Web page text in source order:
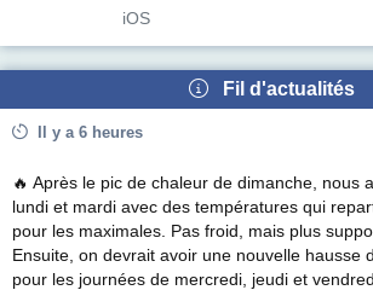
iOS
Fil d'actualités
Il y a 6 heures
🔥 Après le pic de chaleur de dimanche, nous
lundi et mardi avec des températures qui
pour les maximales. Pas froid, mais plus
Ensuite, on devrait avoir une nouvelle hausse
pour les journées de mercredi, jeudi et